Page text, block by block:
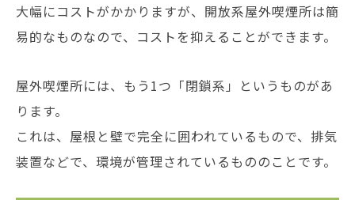
大幅にコストがかかりますが、開放系屋外喫煙所は簡
易的なものなので、コストを抑えることができます。
屋外喫煙所には、もう1つ「閉鎖系」というものがあ
ります。
これは、屋根と壁で完全に囲われているもので、排気
装置などで、環境が管理されているもののことです。